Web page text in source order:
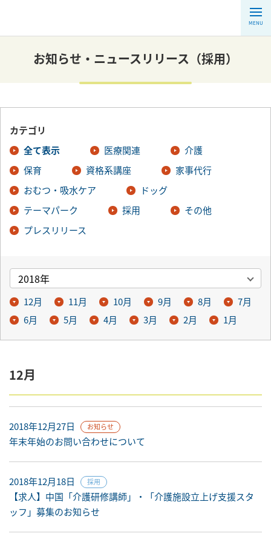
MENU
お知らせ・ニュースリリース（採用）
カテゴリ
全て表示
医療関連
介護
保育
資格系講座
家事代行
おむつ・吸水ケア
ドッグ
テーマパーク
採用
その他
プレスリリース
12月 11月 10月 9月 8月
7月
6月
5月 4月 3月 2月 1月
12月
2018年12月27日 お知らせ
年末年始のお問い合わせについて
2018年12月18日 採用
【求人】中国「介護研修講師」・「介護施設立上げ支援スタ
ッフ」募集のお知らせ